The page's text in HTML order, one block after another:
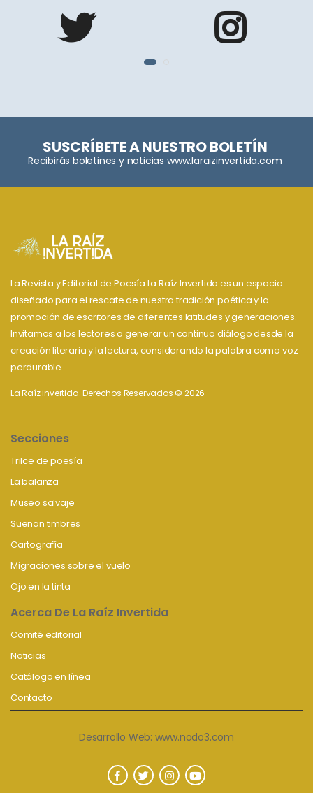
SUSCRÍBETE A NUESTRO BOLETÍN
Recibirás boletines y noticias www.laraizinvertida.com
La Revista y Editorial de Poesía La Raíz Invertida es un espacio
diseñado para el rescate de nuestra tradición poética y la
promoción de escritores de diferentes latitudes y generaciones.
Invitamos a los lectores a generar un continuo diálogo desde la
creación literaria y la lectura, considerando la palabra como voz
perdurable.
La Raíz invertida. Derechos Reservados © 2026
Secciones
Trilce de poesía
La balanza
Museo salvaje
Suenan timbres
Cartografía
Migraciones sobre el vuelo
Ojo en la tinta
Acerca De La Raíz Invertida
Comité editorial
Noticias
Catálogo en línea
Contacto
Desarrollo Web: www.nodo3.com